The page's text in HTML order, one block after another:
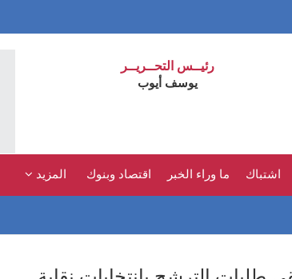
رئيــس التحــريــر
يوسف أيوب
اشتباك ما وراء الخبر اقتصاد وبنوك المزيد